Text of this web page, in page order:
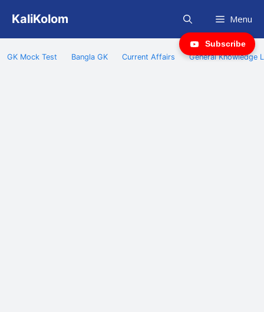
content
KaliKolom Menu
GK Mock Test Bangla GK Current Affairs General Knowledge
Subscribe